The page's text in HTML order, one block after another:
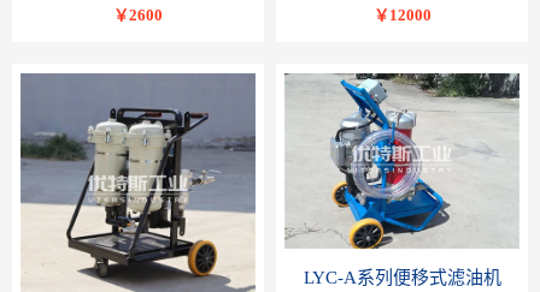
￥2600 ￥12000
LYC-A系列便移式滤油机